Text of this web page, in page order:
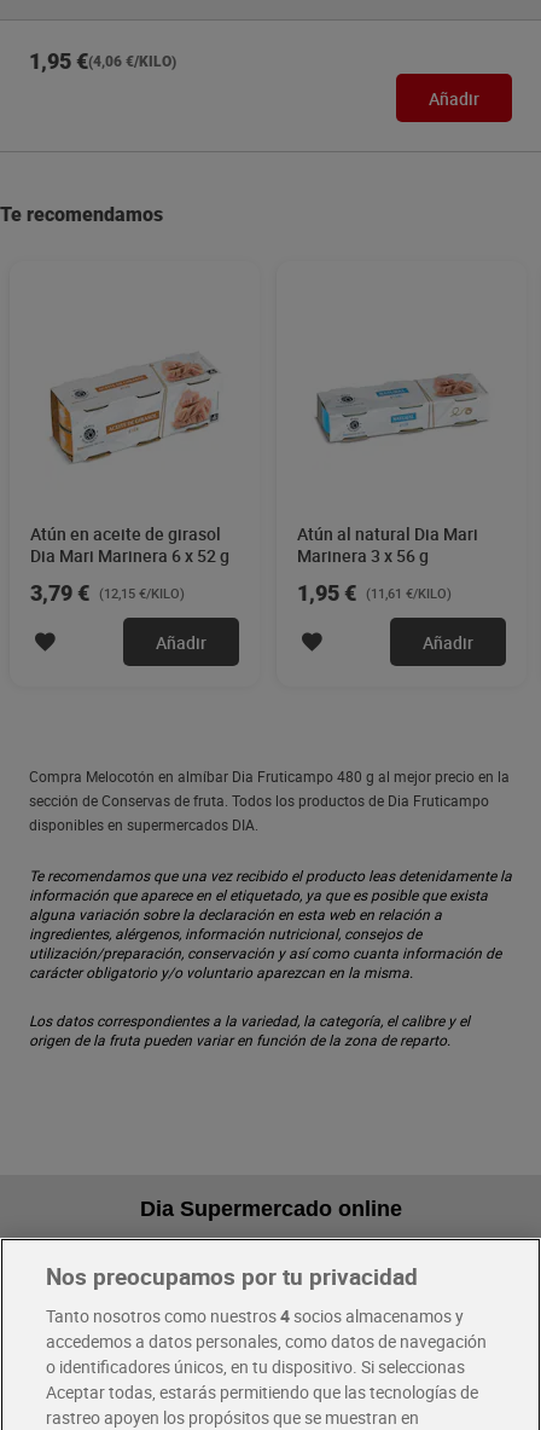
1,95 €(4,06 €/KILO)
Añadir
Te recomendamos
Atún en aceite de girasol
Dia Mari Marinera 6 x 52 g
3,79 € (12,15 €/KILO)
Añadir
Atún al natural Dia Mari
Marinera 3 x 56 g
1,95 € (11,61 €/KILO)
Añadir
Compra Melocotón en almíbar Dia Fruticampo 480 g al mejor precio en la
sección de Conservas de fruta. Todos los productos de Dia Fruticampo
disponibles en supermercados DIA.
Te recomendamos que una vez recibido el producto leas detenidamente la
información que aparece en el etiquetado, ya que es posible que exista
alguna variación sobre la declaración en esta web en relación a
ingredientes, alérgenos, información nutricional, consejos de
utilización/preparación, conservación y así como cuanta información de
carácter obligatorio y/o voluntario aparezcan en la misma.
Los datos correspondientes a la variedad, la categoría, el calibre y el
origen de la fruta pueden variar en función de la zona de reparto.
Dia Supermercado online
Pide hoy, recibe hoy
Envío gratis por compras superiores a 100€
Envío estandar por 4,99€
Nos preocupamos por tu privacidad
Tanto nosotros como nuestros4socios almacenamos y
accedemos a datos personales, como datos de navegación
o identificadores únicos, en tu dispositivo. Si seleccionas
Aceptar todas, estarás permitiendo que las tecnologías de
rastreo apoyen los propósitos que se muestran en